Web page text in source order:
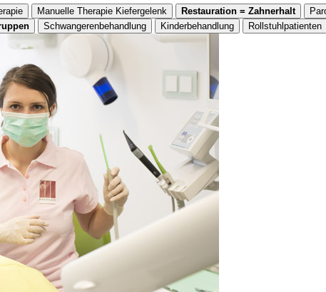
Manuelle Therapie Kiefergelenk Restauration = Zahnerhalt
Schwangerenbehandlung Kinderbehandlung Rollstuhlpatienten